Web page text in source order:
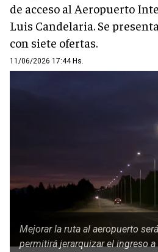
de acceso al Aeropuerto
Luis Candelaria. Se
con siete ofertas.
11/06/2026 17:44 Hs.
Mejorar la ruta al aeropuerto
permitirá jerarquizar el ingreso